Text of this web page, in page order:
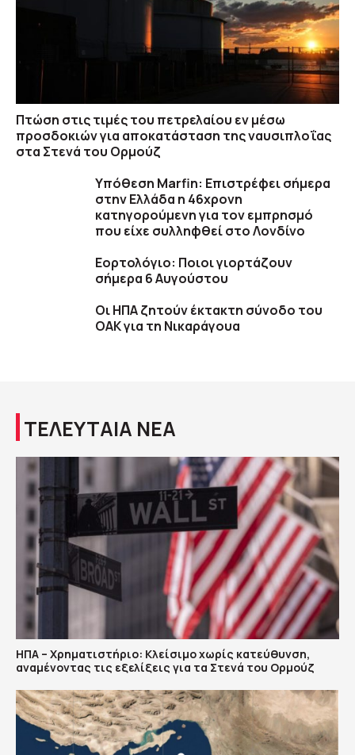
Πτώση στις τιμές του πετρελαίου εν μέσω
προσδοκιών για αποκατάσταση της ναυσιπλοΐας
στα Στενά του Ορμούζ
Υπόθεση Marfin: Επιστρέφει σήμερα
στην Ελλάδα η 46χρονη
κατηγορούμενη για τον εμπρησμό
που είχε συλληφθεί στο Λονδίνο
Εορτολόγιο: Ποιοι γιορτάζουν
σήμερα 6 Αυγούστου
Οι ΗΠΑ ζητούν έκτακτη σύνοδο του
ΟΑΚ για τη Νικαράγουα
ΤΕΛΕΥΤΑΙΑ ΝΕΑ
ΗΠΑ – Χρηματιστήριο: Κλείσιμο χωρίς κατεύθυνση,
αναμένοντας τις εξελίξεις για τα Στενά του Ορμούζ